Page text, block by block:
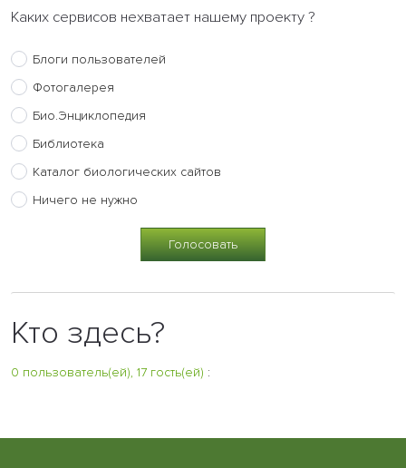
Каких сервисов нехватает нашему проекту ?
Блоги пользователей
Фотогалерея
Био.Энциклопедия
Библиотека
Каталог биологических сайтов
Ничего не нужно
Кто здесь?
0 пользователь(ей), 17 гость(ей) :